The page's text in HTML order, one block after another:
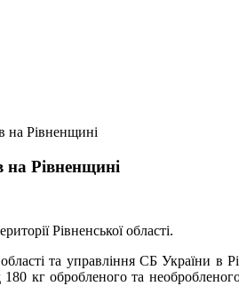
на Рівненщині
на Рівненщині
Рівненської області.
та управління СБ України в
кг обробленого та